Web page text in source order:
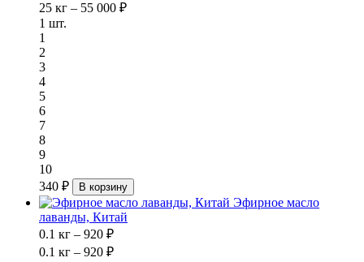
25 кг – 55 000 ₽
1 шт.
1
2
3
4
5
6
7
8
9
10
340 ₽
В корзину
Эфирное масло
лаванды, Китай
0.1 кг – 920 ₽
0.1 кг – 920 ₽